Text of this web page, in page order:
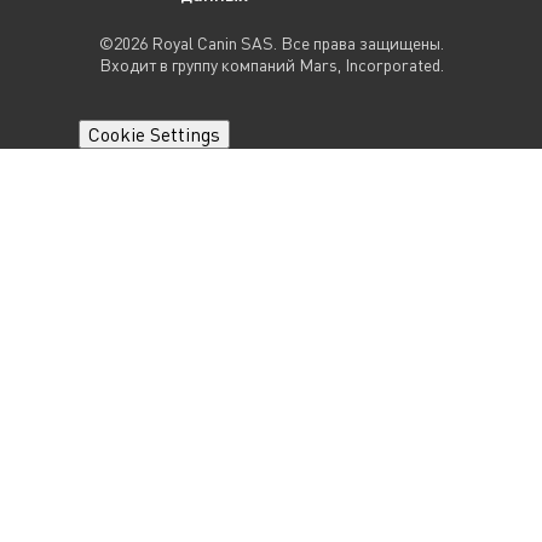
©2026 Royal Canin SAS. Все права защищены.
Входит в группу компаний Mars, Incorporated.
Cookie Settings